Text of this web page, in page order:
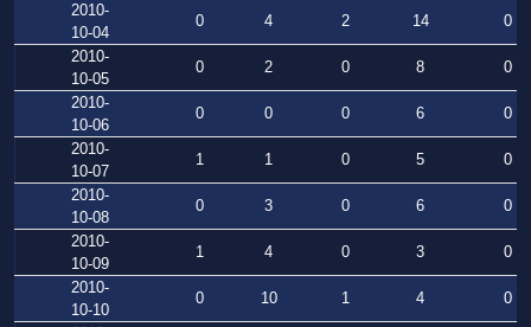
2010-
10-04
0 4 2 14
0
2010-
10-05
0 2 0 8
0
2010-
10-06
0 0 0 6
0
2010-
10-07
1 1 0 5
0
2010-
10-08
0 3 0 6
0
2010-
10-09
1 4 0 3
0
2010-
10-10
0 10 1 4
0